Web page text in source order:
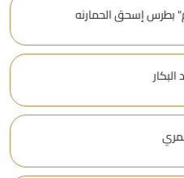
إسحق الحمارنه